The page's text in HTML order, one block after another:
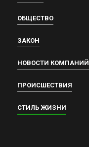
ОБЩЕСТВО
ЗАКОН
НОВОСТИ КОМПАНИЙ
ПРОИСШЕСТВИЯ
СТИЛЬ ЖИЗНИ